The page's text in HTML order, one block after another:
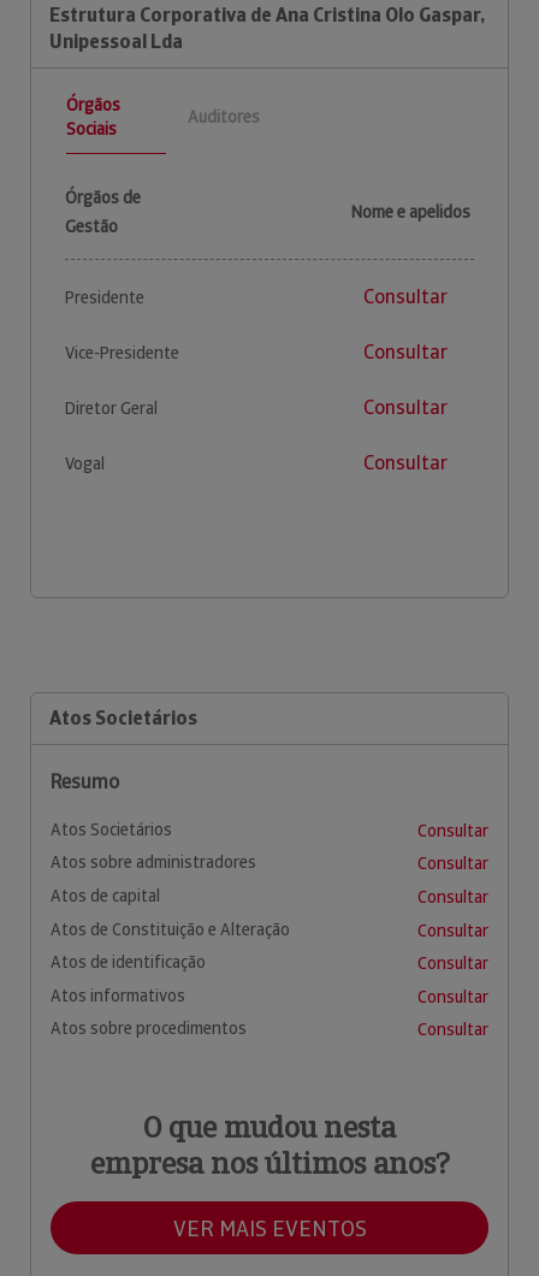
Estrutura Corporativa de Ana Cristina Olo Gaspar,
Unipessoal Lda
Órgãos
Sociais
Auditores
Órgãos de
Gestão
Nome e apelidos
Presidente Consultar
Vice-Presidente Consultar
Diretor Geral Consultar
Vogal Consultar
Atos Societários
Resumo
Atos Societários
Consultar
Atos sobre administradores
Consultar
Atos de capital
Consultar
Atos de Constituição e Alteração
Consultar
Atos de identificação
Consultar
Atos informativos
Consultar
Atos sobre procedimentos
Consultar
O que mudou nesta
empresa nos últimos anos?
VER MAIS EVENTOS